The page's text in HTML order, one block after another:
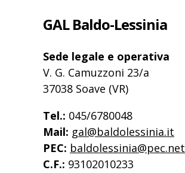
GAL Baldo-Lessinia
Sede legale e operativa
V. G. Camuzzoni 23/a
37038 Soave (VR)
Tel.: 045/6780048
Mail: gal@baldolessinia.it
PEC: baldolessinia@pec.net
C.F.: 93102010233